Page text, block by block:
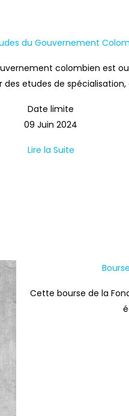
du Gouvernement
colombien est
des etudes de spécialisation,
Date limite
09 Juin 2024
Lire la Suite
Cette bourse de la